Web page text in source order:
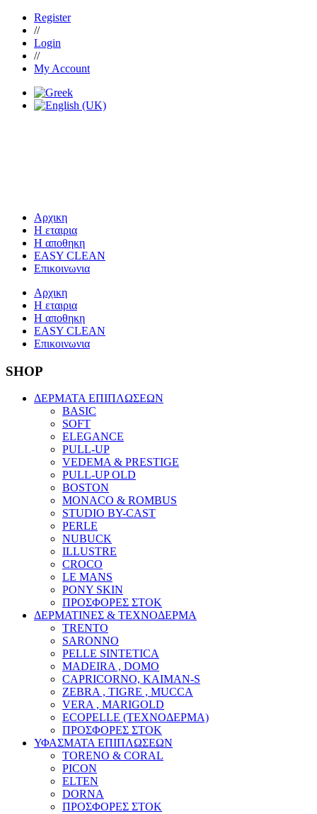
Register
//
Login
//
My Account
Αρχικη
Η εταιρια
Η αποθηκη
EASY CLEAN
Επικοινωνια
Αρχικη
Η εταιρια
Η αποθηκη
EASY CLEAN
Επικοινωνια
SHOP
ΔΕΡΜΑΤΑ ΕΠΙΠΛΩΣΕΩΝ
BASIC
SOFT
ELEGANCE
PULL-UP
VEDEMA & PRESTIGE
PULL-UP OLD
BOSTON
MONACO & ROMBUS
STUDIO BY-CAST
PERLE
NUBUCK
ILLUSTRE
CROCO
LE MANS
PONY SKIN
ΠΡΟΣΦΟΡΕΣ ΣΤΟΚ
ΔΕΡΜΑΤΙΝΕΣ & ΤΕΧΝΟΔΕΡΜΑ
TRENTO
SARONNO
PELLE SINTETICA
MADEIRA , DOMO
CAPRICORNO, KAIMAN-S
ZEBRA , TIGRE , MUCCA
VERA , MARIGOLD
ECOPELLE (ΤΕΧΝΟΔΕΡΜΑ)
ΠΡΟΣΦΟΡΕΣ ΣΤΟΚ
ΥΦΑΣΜΑΤΑ ΕΠΙΠΛΩΣΕΩΝ
TORENO & CORAL
PICON
ELTEN
DORNA
ΠΡΟΣΦΟΡΕΣ ΣΤΟΚ